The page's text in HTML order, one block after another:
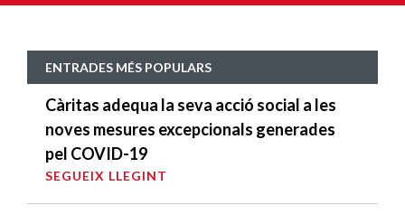
ENTRADES MÉS POPULARS
Càritas adequa la seva acció social a les
noves mesures excepcionals generades
pel COVID-19
SEGUEIX LLEGINT